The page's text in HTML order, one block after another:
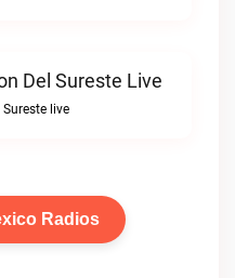
Del Sureste Live
Sureste live
Radios